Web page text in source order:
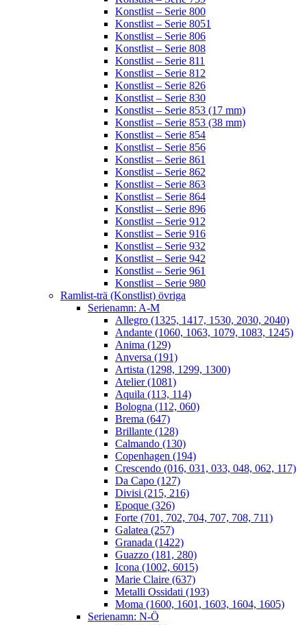
Konstlist – Serie 800
Konstlist – Serie 8051
Konstlist – Serie 806
Konstlist – Serie 808
Konstlist – Serie 811
Konstlist – Serie 812
Konstlist – Serie 826
Konstlist – Serie 830
Konstlist – Serie 853 (17 mm)
Konstlist – Serie 853 (38 mm)
Konstlist – Serie 854
Konstlist – Serie 856
Konstlist – Serie 861
Konstlist – Serie 862
Konstlist – Serie 863
Konstlist – Serie 864
Konstlist – Serie 896
Konstlist – Serie 912
Konstlist – Serie 916
Konstlist – Serie 932
Konstlist – Serie 942
Konstlist – Serie 961
Konstlist – Serie 980
Ramlist-trä (Konstlist) övriga
Serienamn: A-M
Allegro (1325, 1417, 1530, 2030, 2040)
Andante (1060, 1063, 1079, 1083, 1245)
Anima (129)
Anversa (191)
Artista (1298, 1299, 1300)
Atelier (1081)
Aquila (113, 114)
Bologna (112, 060)
Brema (647)
Brillante (128)
Calmando (130)
Copenhagen (194)
Crescendo (016, 031, 033, 048, 062, 117)
Da Capo (127)
Divisi (215, 216)
Epoque (326)
Forte (701, 702, 704, 707, 708, 711)
Galatea (257)
Granada (1422)
Guazzo (181, 280)
Icona (1002, 6015)
Marie Claire (637)
Metalli Ossidati (193)
Moma (1600, 1601, 1603, 1604, 1605)
Serienamn: N-Ö